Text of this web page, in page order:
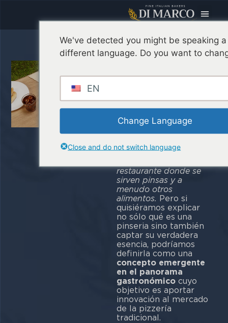
Pinseria: qué
oportunidad
para los
restauradores
LaTreccanidefine
restaurante donde se
sirven pinsas y a
menudo otros
alimentos. Pero si
quisiéramos explicar
no sólo qué es una
pinseria sino también
captar su verdadera
esencia, podríamos
definirla como una
concepto emergente
en el panorama
gastronómicocuyo
objetivo es aportar
innovación al mercado
de la pizzería
tradicional.
We've detected you might be speaking a
different language. Do you want to
EN
Change Language
Close and do not switch language